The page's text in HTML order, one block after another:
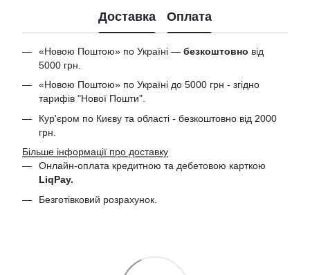
Доставка Оплата
«Новою Поштою» по Україні — безкоштовно від
5000 грн.
«Новою Поштою» по Україні до 5000 грн - згідно
тарифів "Нової Пошти".
Кур'єром по Києву та області - безкоштовно від 2000
грн.
Більше інформації про доставку
Онлайн-оплата кредитною та дебетовою карткою
LiqPay.
Безготівковий розрахунок.